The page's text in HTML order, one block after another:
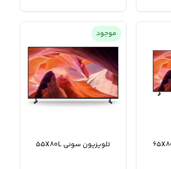
موجود
تلویزیون سونی 55X80L